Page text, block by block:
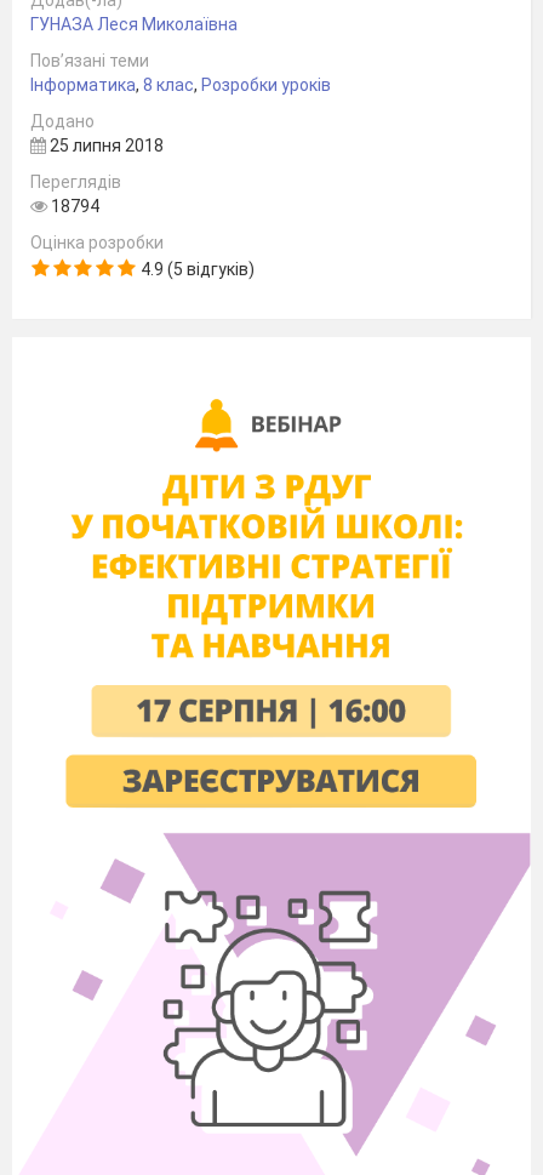
відеофільм;
пояснює
та створення відеофільму;
Windows;
відеоефектів, налаштування часових
налаштовувати переходи між
фрагментами відеофільму;
синхронізувати відеоряд з
аудіорядом;
усвідомлено використовуєотримані
знання, вміння та навики у
стандартних та нестандартних
ситуація.
Тип уроку: комбінований з
використанням мультимедійних технологій.
Методико-дидактичне забезпечення
уроку:
підручник Інформатика : підручник для
8 класу загальноосвітніх навчальних закладів /
Й.Я.Ривкінд [та ін.]. – Київ : Генеза, 2016. –
288 с. : іл.; комп’ютери підключені до мережі
Інтернет, мультимедійний проектор,
інтерактивна дошка, навчальна презентація;
програмне забезпечення: Power Point,
Кіностудія Windows.
Основні терміни і поняття
: відеофільм,
відеокліп, аудіо- та відеоредактор, аудіо- та
ГУНАЗА Леся Миколаївна
Пов’язані теми
Інформатика, 8 клас, Розробки уроків
Додано
25 липня 2018
Переглядів
18794
Оцінка розробки
4.9 (5 відгуків)